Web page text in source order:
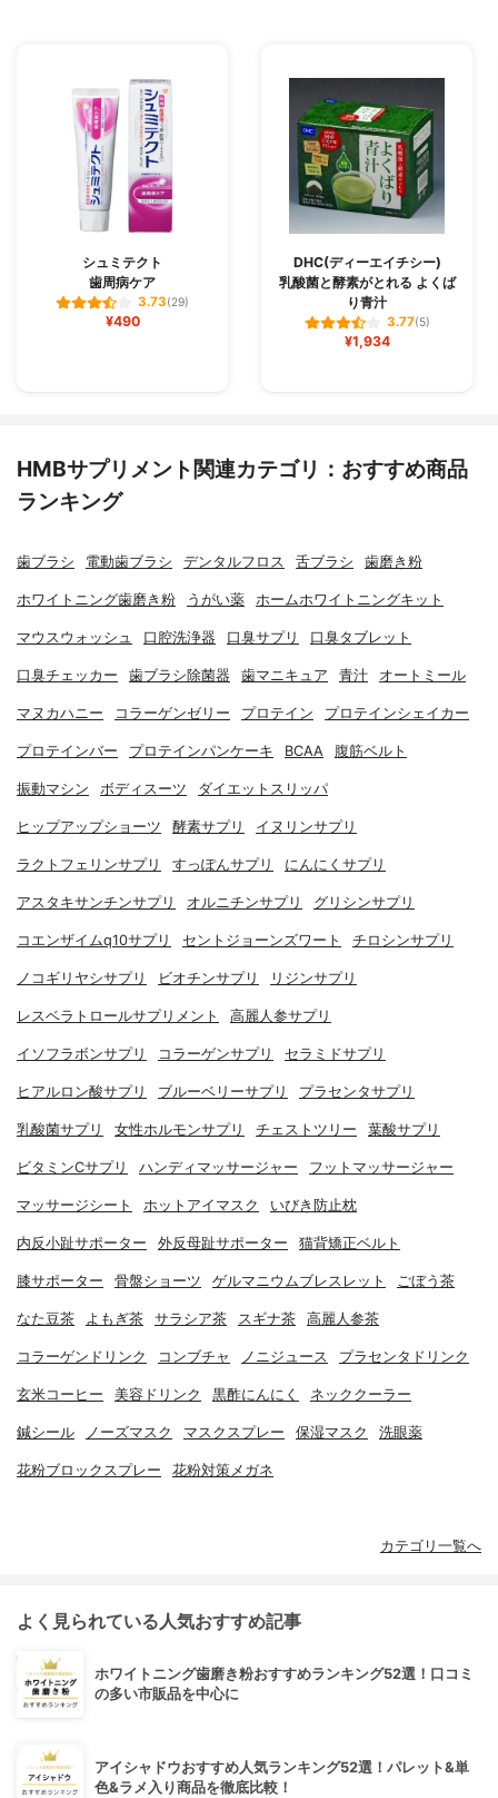
シュミテクト
歯周病ケア
3.73(29)
¥490
DHC(ディーエイチシー)
乳酸菌と酵素がとれる よくば
り青汁
3.77(5)
¥1,934
HMBサプリメント関連カテゴリ：おすすめ商品
ランキング
歯ブラシ 電動歯ブラシ デンタルフロス 舌ブラシ 歯磨き粉
ホワイトニング歯磨き粉 うがい薬 ホームホワイトニングキット
マウスウォッシュ 口腔洗浄器 口臭サプリ 口臭タブレット
口臭チェッカー 歯ブラシ除菌器 歯マニキュア 青汁 オートミール
マヌカハニー コラーゲンゼリー プロテイン プロテインシェイカー
プロテインバー プロテインパンケーキ BCAA 腹筋ベルト
振動マシン ボディスーツ ダイエットスリッパ
ヒップアップショーツ 酵素サプリ イヌリンサプリ
ラクトフェリンサプリ すっぽんサプリ にんにくサプリ
アスタキサンチンサプリ オルニチンサプリ グリシンサプリ
コエンザイムq10サプリ セントジョーンズワート チロシンサプリ
ノコギリヤシサプリ ビオチンサプリ リジンサプリ
レスベラトロールサプリメント 高麗人参サプリ
イソフラボンサプリ コラーゲンサプリ セラミドサプリ
ヒアルロン酸サプリ ブルーベリーサプリ プラセンタサプリ
乳酸菌サプリ 女性ホルモンサプリ チェストツリー 葉酸サプリ
ビタミンCサプリ ハンディマッサージャー フットマッサージャー
マッサージシート ホットアイマスク いびき防止枕
内反小趾サポーター 外反母趾サポーター 猫背矯正ベルト
膝サポーター 骨盤ショーツ ゲルマニウムブレスレット ごぼう茶
なた豆茶 よもぎ茶 サラシア茶 スギナ茶 高麗人参茶
コラーゲンドリンク コンブチャ ノニジュース プラセンタドリンク
玄米コーヒー 美容ドリンク 黒酢にんにく ネッククーラー
鍼シール ノーズマスク マスクスプレー 保湿マスク 洗眼薬
花粉ブロックスプレー 花粉対策メガネ
カテゴリ一覧へ
よく見られている人気おすすめ記事
ホワイトニング歯磨き粉おすすめランキング52選！口コミ
の多い市販品を中心に
アイシャドウおすすめ人気ランキング52選！パレット&単
色&ラメ入り商品を徹底比較！